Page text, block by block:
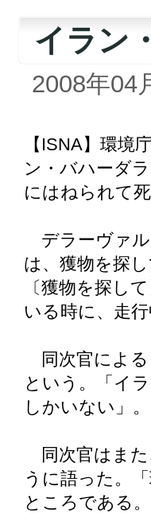
イラン
2008年
【ISNA】環境
ン・バハーダ
にはねられて
デラーヴァル
は、獲物を探
〔獲物を探し
いる時に、走
同次官による
という。「イ
しかいない」。
同次官はまた
うに語った。
ところである